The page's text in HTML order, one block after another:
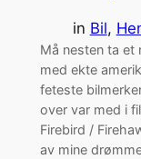
in Bil,
Må nesten ta et
med ekte
feteste
over var med i
Firebird /
av mine